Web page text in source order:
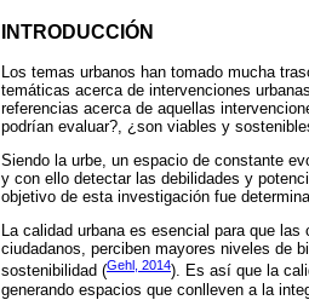
INTRODUCCIÓN
Los temas urbanos han tomado mucha
temáticas acerca de intervenciones
referencias acerca de aquellas
podrían evaluar?, ¿son viables y
Siendo la urbe, un espacio de constante
y con ello detectar las debilidades y
objetivo de esta investigación fue
La calidad urbana es esencial para que
ciudadanos, perciben mayores niveles de
sostenibilidad (Gehl, 2014). Es así que la
generando espacios que conlleven a la